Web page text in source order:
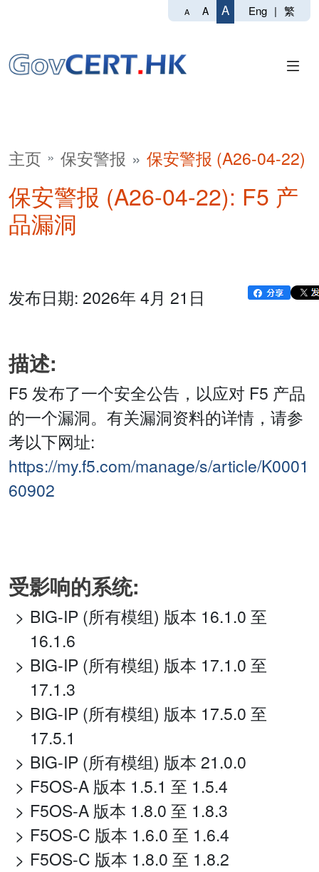
A A A Eng | 繁
主页 保安警报 保安警报 (A26-04-22)
保安警报 (A26-04-22): F5 产
品漏洞
发布日期: 2026年 4月 21日
描述:
F5 发布了一个安全公告，以应对 F5 产品
的一个漏洞。有关漏洞资料的详情，请参
考以下网址:
https://my.f5.com/manage/s/article/K0001
60902
受影响的系统:
BIG-IP (所有模组) 版本 16.1.0 至
16.1.6
BIG-IP (所有模组) 版本 17.1.0 至
17.1.3
BIG-IP (所有模组) 版本 17.5.0 至
17.5.1
BIG-IP (所有模组) 版本 21.0.0
F5OS-A 版本 1.5.1 至 1.5.4
F5OS-A 版本 1.8.0 至 1.8.3
F5OS-C 版本 1.6.0 至 1.6.4
F5OS-C 版本 1.8.0 至 1.8.2